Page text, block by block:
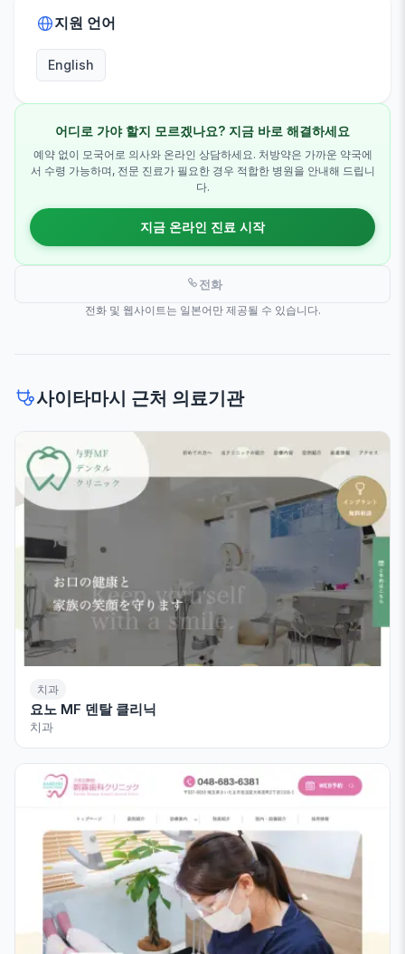
지원 언어
English
어디로 가야 할지 모르겠나요? 지금 바로 해결하세요
예약 없이 모국어로 의사와 온라인 상담하세요. 처방약은 가까운 약국에
서 수령 가능하며, 전문 진료가 필요한 경우 적합한 병원을 안내해 드립니
다.
지금 온라인 진료 시작
전화
전화 및 웹사이트는 일본어만 제공될 수 있습니다.
사이타마시 근처 의료기관
치과
요노 MF 덴탈 클리닉
치과